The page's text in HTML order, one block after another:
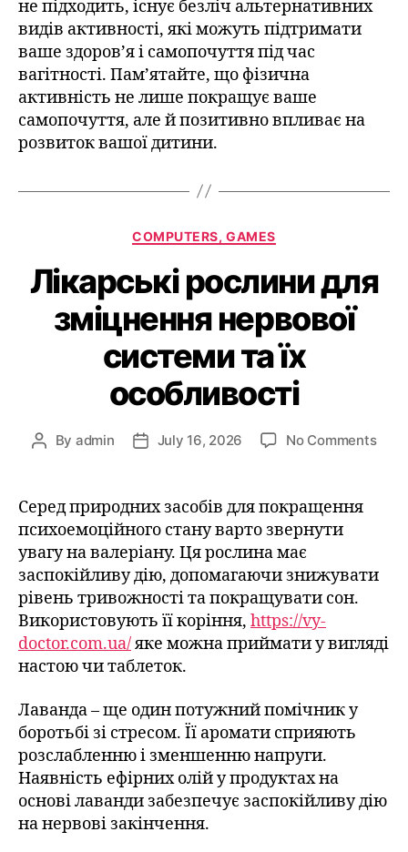
не підходить, існує безліч альтернативних
видів активності, які можуть підтримати
ваше здоров’я і самопочуття під час
вагітності. Пам’ятайте, що фізична
активність не лише покращує ваше
самопочуття, але й позитивно впливає на
розвиток вашої дитини.
COMPUTERS, GAMES
Лікарські рослини для
зміцнення нервової
системи та їх
особливості
By admin July 16, 2026 No Comments
Серед природних засобів для покращення
психоемоційного стану варто звернути
увагу на валеріану. Ця рослина має
заспокійливу дію, допомагаючи знижувати
рівень тривожності та покращувати сон.
Використовують її коріння, https://vy-
doctor.com.ua/яке можна приймати у вигляді
настою чи таблеток.
Лаванда – ще один потужний помічник у
боротьбі зі стресом. Її аромати сприяють
розслабленню і зменшенню напруги.
Наявність ефірних олій у продуктах на
основі лаванди забезпечує заспокійливу дію
на нервові закінчення.